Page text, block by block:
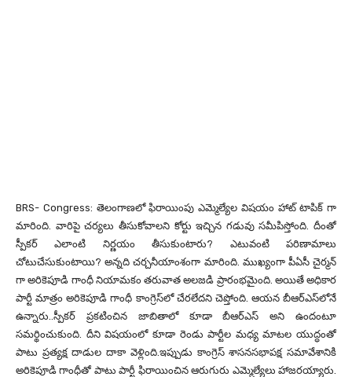
BRS- Congress: తెలంగాణలో ఫిరాయింపు ఎమ్మెల్యేల విషయం హాట్ టాపిక్ గా
మారింది. వారిపై చర్యలు తీసుకోవాలని కోర్టు ఇచ్చిన గడువు సమీపిస్తోంది. దీంతో
స్పీకర్ ఎలాంటి నిర్ణయం తీసుకుంటారు? ఎటువంటి పరిణామాలు
చోటుచేసుకుంటాయి? అన్నది చర్చనీయాంశంగా మారింది. ముఖ్యంగా పీఏసీ చైర్మన్
గా అరికెపూడి గాంధీ నియామకం తరువాత అలజడి ప్రారంభమైంది. అయితే అధికార
పార్టీ మాత్రం అరికెపూడి గాంధీ కాంగ్రెస్‌లో చేర‌లేదని చెప్తోంది. ఆయ‌న బీఆర్‌ఎస్‌లోనే
ఉన్నారు..స్పీక‌ర్ ప్రక‌టించిన జాబితాలో కూడా బీఆర్‌ఎస్ అని ఉందంటూ
స‌మ‌ర్థించుకుంది. దీని విష‌యంలో కూడా రెండు పార్టీల మ‌ధ్య మాట‌ల యుద్ధంతో
పాటు ప్రత్యక్ష దాడుల దాకా వెళ్లింది.ఇప్పుడు కాంగ్రెస్ శాస‌న‌స‌భాప‌క్ష స‌మావేశానికి
అరికెపూడి గాంధీతో పాటు పార్టీ ఫిరాయించిన ఆరుగురు ఎమ్మెల్యేలు హాజ‌ర‌య్యారు.